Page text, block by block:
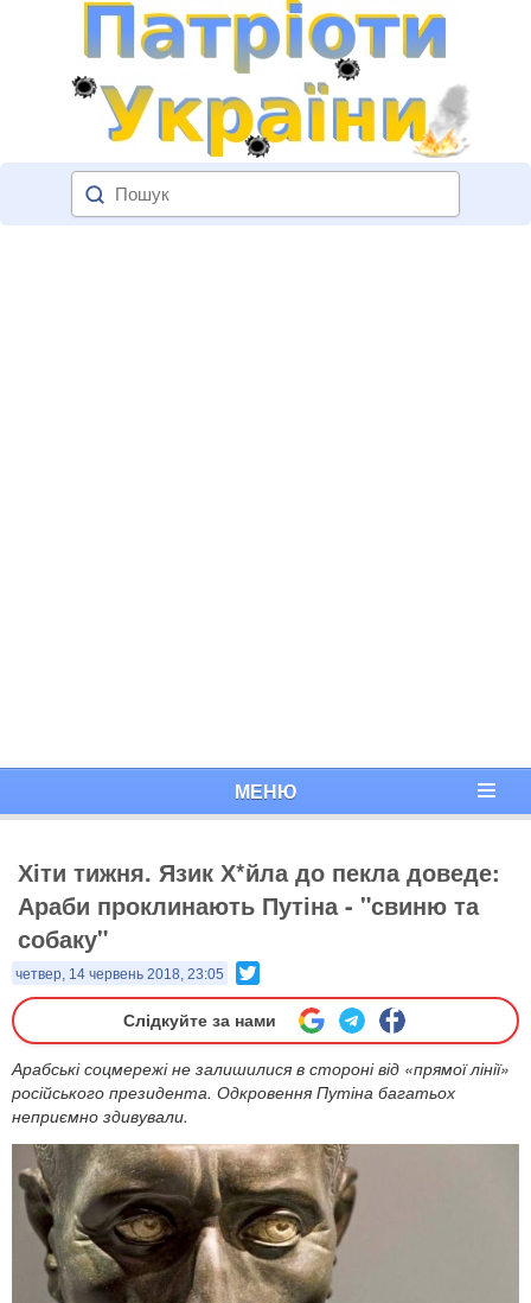
МЕНЮ
Хіти тижня. Язик Х*йла до пекла доведе:
Араби проклинають Путіна - "свиню та
собаку"
четвер, 14 червень 2018, 23:05
Слідкуйте за нами
Арабські соцмережі не залишилися в стороні від «прямої лінії»
російського президента. Одкровення Путіна багатьох
неприємно здивували.